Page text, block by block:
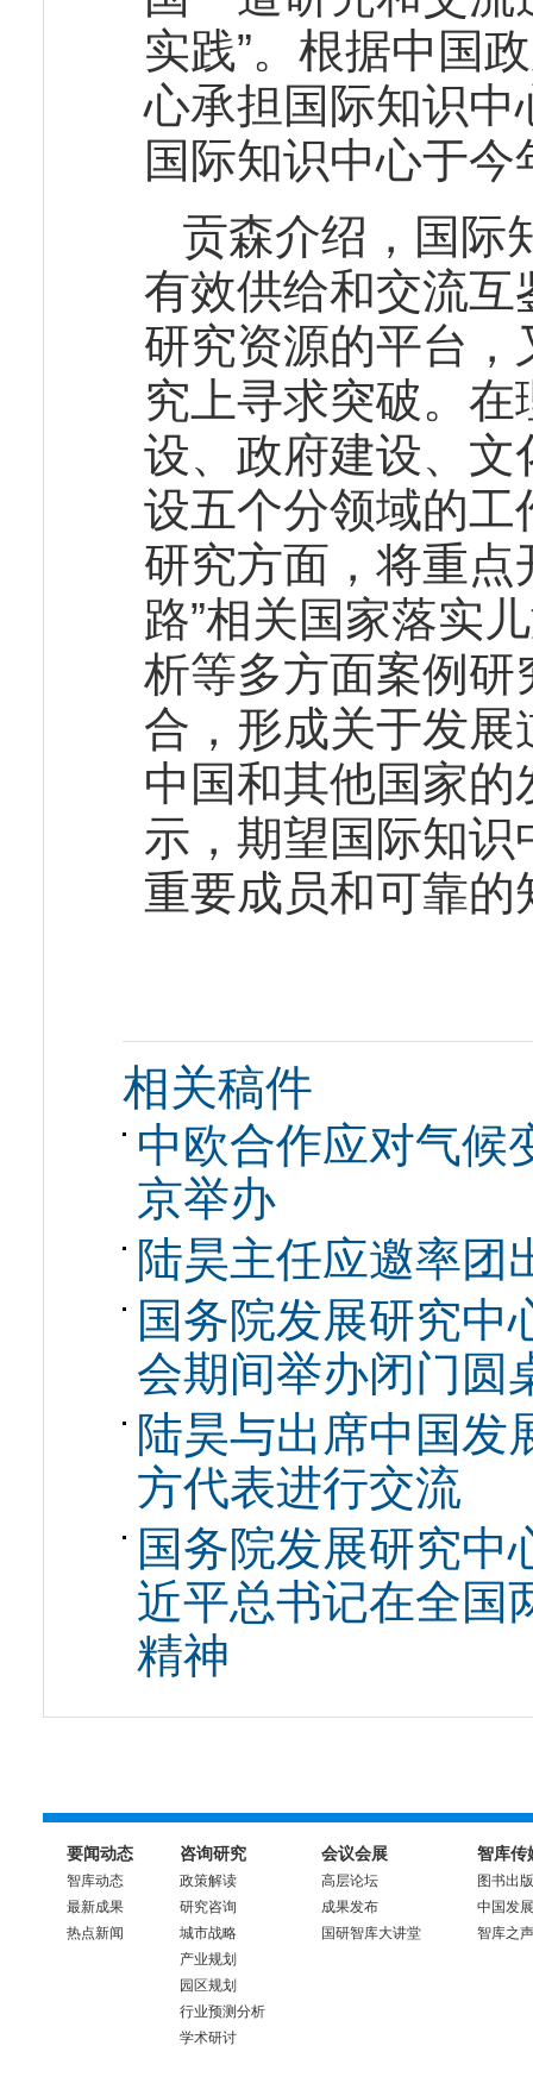
实践”。根据中国
心承担国际知识
国际知识中心于
贡森介绍，国际
有效供给和交流
研究资源的平台
究上寻求突破。
设、政府建设、
设五个分领域的
研究方面，将重点
路”相关国家落实
析等多方面案例
合，形成关于发
中国和其他国家
示，期望国际知
重要成员和可靠的
相关稿件
中欧合作应对气候
京举办
陆昊主任应邀率团
国务院发展研究中
会期间举办闭门圆
陆昊与出席中国发
方代表进行交流
国务院发展研究中
近平总书记在全国
精神
要闻动态
智库动态
最新成果
热点新闻
咨询研究
政策解读
研究咨询
城市战略
产业规划
园区规划
行业预测分析
学术研讨
会议会展
高层论坛
成果发布
国研智库大讲堂
智库传
图书出版
中国发
智库之声